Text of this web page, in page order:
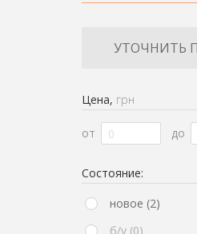
УТОЧНИТЬ
Цена, грн
от до
Состояние:
новое (2)
б/у (0)